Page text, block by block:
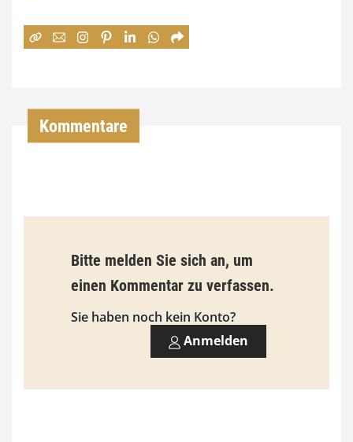
:
€
i
s
9
0
Kommentare
Bitte melden Sie sich an, um
einen Kommentar zu verfassen.
Sie haben noch kein Konto?
Anmelden